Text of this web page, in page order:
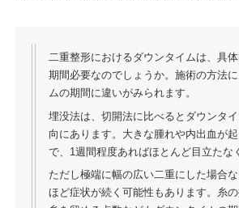
二重整形におけるダウンタイムは、具
期間必要なのでしょうか。施術の方法
ムの期間に違いがみられます。
埋没法は、切開法に比べるとダウンタ
向にあります。大きな腫れや内出血が
で、1週間程度あればほとんど目立たな
ただし極端に幅の広い二重にした場合
ほど症状が続く可能性もあります。糸